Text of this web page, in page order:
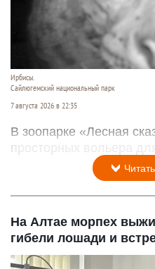
Ирбисы.
Сайлюгемский национальный парк
7 августа 2026 в 22:35
В зоопарке «Лесная
просторных вольера
На Алтае морпех
гибели лошади и